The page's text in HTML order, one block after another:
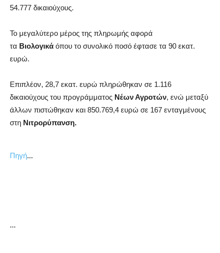
54.777 δικαιούχους.
Το μεγαλύτερο μέρος της πληρωμής αφορά
τα Βιολογικά όπου το συνολικό ποσό έφτασε τα 90 εκατ.
ευρώ.
Επιπλέον, 28,7 εκατ. ευρώ πληρώθηκαν σε 1.116
δικαιούχους του προγράμματος Νέων Αγροτών, ενώ μεταξύ
άλλων πιστώθηκαν και 850.769,4 ευρώ σε 167 ενταγμένους
στη Νιτρορύπανση.
Πηγή...
...